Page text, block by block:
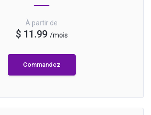
À partir de
$ 11.99 /mois
Commandez